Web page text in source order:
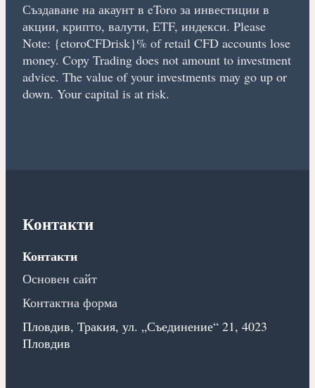
Създаване на акаунт в eToro за инвестиции в
акции, крипто, валути, ETF, индекси. Please
Note: {etoroCFDrisk}% of retail CFD accounts lose
money. Copy Trading does not amount to investment
advice. The value of your investments may go up or
down. Your capital is at risk.
Контакти
Контакти
Основен сайт
Контактна форма
Пловдив, Тракия, ул. „Съединение“ 21, 4023
Пловдив